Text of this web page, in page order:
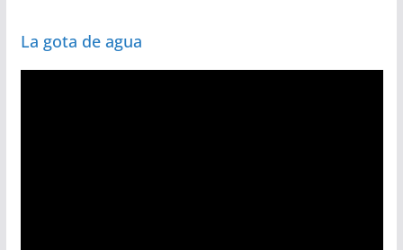
La gota de agua